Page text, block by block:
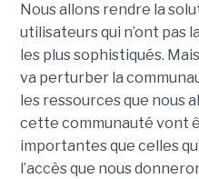
Nous allons rendre la
utilisateurs qui n’ont pas
les plus sophistiqués.
va perturber la
les ressources que nous
cette communauté vont
importantes que celles
l’accès que nous